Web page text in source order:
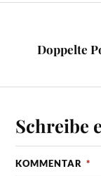
Doppelte
Schreibe
KOMMENTAR *